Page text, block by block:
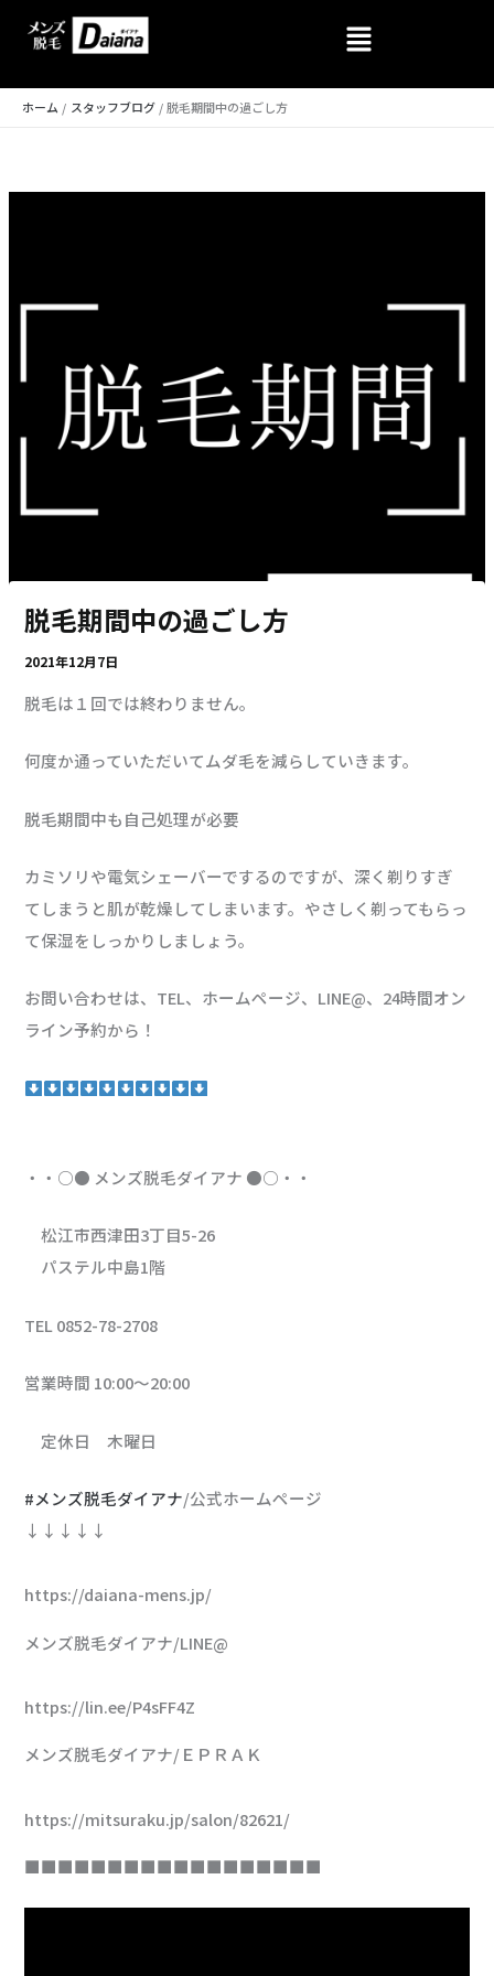
ホーム スタッフブログ 脱毛期間中の過ごし方
脱毛期間中の過ごし方
2021年12月7日
脱毛は１回では終わりません。
何度か通っていただいてムダ毛を減らしていきます。
脱毛期間中も自己処理が必要
カミソリや電気シェーバーでするのですが、深く剃りすぎ
てしまうと肌が乾燥してしまいます。やさしく剃ってもらっ
て保湿をしっかりしましょう。
お問い合わせは、TEL、ホームページ、LINE@、24時間オン
ライン予約から！
・・○● メンズ脱毛ダイアナ ●○・・
松江市西津田3丁目5-26
パステル中島1階
TEL 0852-78-2708
営業時間 10:00〜20:00
定休日 木曜日
#メンズ脱毛ダイアナ/公式ホームページ
↓↓↓↓↓
https://daiana-mens.jp/
メンズ脱毛ダイアナ/LINE@
https://lin.ee/P4sFF4Z
メンズ脱毛ダイアナ/ＥＰＲＡＫ
https://mitsuraku.jp/salon/82621/
■■■■■■■■■■■■■■■■■■